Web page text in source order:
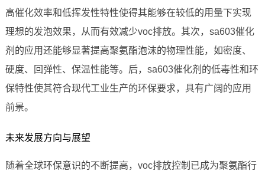
高催化效率和低挥发性特性使得其能够在较低的用量下实现
理想的发泡效果，从而有效减少voc排放。其次，sa603催化
剂的应用还能够显著提高聚氨酯泡沫的物理性能，如密度、
硬度、回弹性、保温性能等。后，sa603催化剂的低毒性和环
保特性使其符合现代工业生产的环保要求，具有广阔的应用
前景。
未来发展方向与展望
随着全球环保意识的不断提高，voc排放控制已成为聚氨酯行